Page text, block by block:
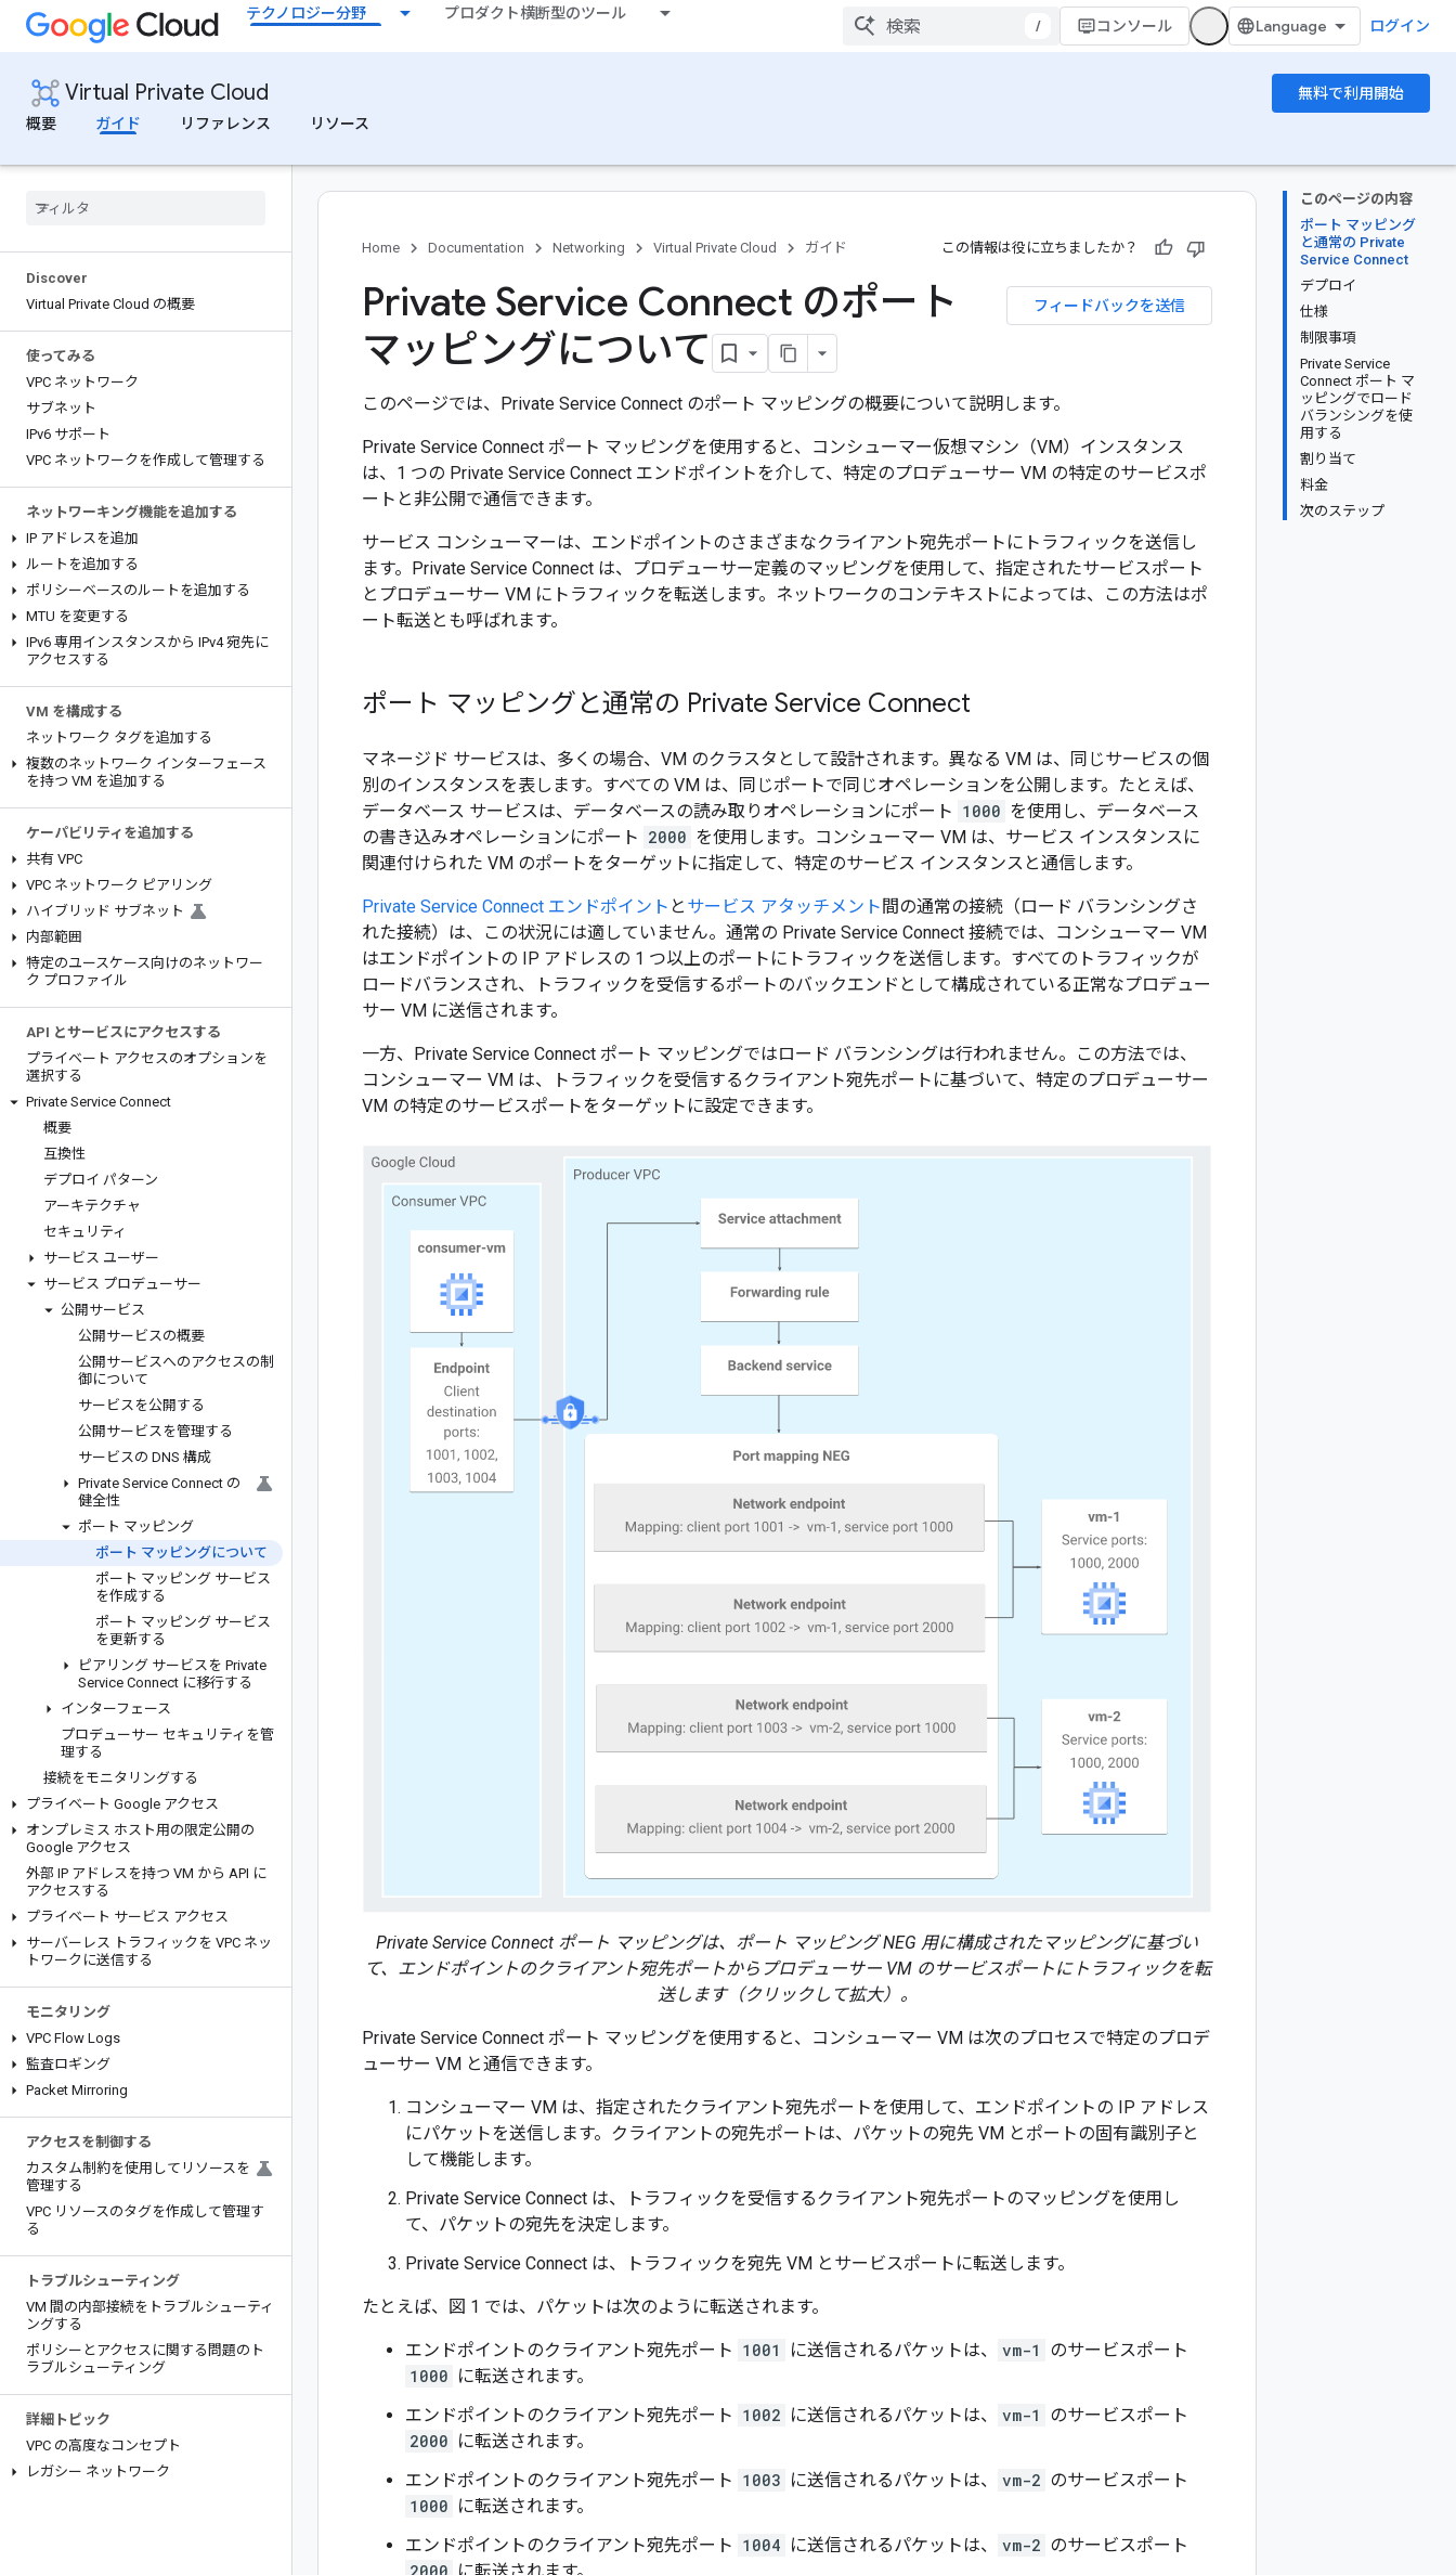
テクノロジー分野 プロダクト横断型のツール
/ コンソール ログイン
Virtual Private Cloud
無料で利用開始
概要
ガイド リファレンス リソース
Discover
Virtual Private Cloud の概要
使ってみる
VPC ネットワーク
サブネット
IPv6 サポート
VPC ネットワークを作成して管理する
ネットワーキング機能を追加する
IP アドレスを追加
ルートを追加する
ポリシーベースのルートを追加する
MTU を変更する
IPv6 専用インスタンスから IPv4 宛先に
アクセスする
VM を構成する
ネットワーク タグを追加する
複数のネットワーク インターフェース
を持つ VM を追加する
ケーパビリティを追加する
共有 VPC
VPC ネットワーク ピアリング
ハイブリッド サブネット
内部範囲
特定のユースケース向けのネットワー
ク プロファイル
API とサービスにアクセスする
プライベート アクセスのオプションを
選択する
Private Service Connect
概要
互換性
デプロイ パターン
アーキテクチャ
セキュリティ
サービス ユーザー
サービス プロデューサー
公開サービス
公開サービスの概要
公開サービスへのアクセスの制
御について
サービスを公開する
公開サービスを管理する
サービスの DNS 構成
Private Service Connect の
健全性
ポート マッピング
ポート マッピングについて
ポート マッピング サービス
を作成する
ポート マッピング サービス
を更新する
ピアリング サービスを Private
Service Connect に移行する
インターフェース
プロデューサー セキュリティを管
理する
接続をモニタリングする
プライベート Google アクセス
オンプレミス ホスト用の限定公開の
Google アクセス
外部 IP アドレスを持つ VM から API に
アクセスする
プライベート サービス アクセス
サーバーレス トラフィックを VPC ネッ
トワークに送信する
モニタリング
VPC Flow Logs
監査ロギング
Packet Mirroring
アクセスを制御する
カスタム制約を使用してリソースを
管理する
VPC リソースのタグを作成して管理す
る
トラブルシューティング
VM 間の内部接続をトラブルシューティ
ングする
ポリシーとアクセスに関する問題のト
ラブルシューティング
詳細トピック
VPC の高度なコンセプト
レガシー ネットワーク
このページの内容
ポート マッピング
と通常の Private
Service Connect
デプロイ
仕様
制限事項
Private Service
Connect ポート マ
ッピングでロード
バランシングを使
用する
割り当て
料金
次のステップ
Home Documentation Networking Virtual Private Cloud ガイド この情報は役に立ちましたか？
フィードバックを送信
Private Service Connect のポート
マッピングについて
このページでは、Private Service Connect のポート マッピングの概要について説明します。
Private Service Connect ポート マッピングを使用すると、コンシューマー仮想マシン（VM）インスタンス
は、1 つの Private Service Connect エンドポイントを介して、特定のプロデューサー VM の特定のサービスポ
ートと非公開で通信できます。
サービス コンシューマーは、エンドポイントのさまざまなクライアント宛先ポートにトラフィックを送信し
ます。Private Service Connect は、プロデューサー定義のマッピングを使用して、指定されたサービスポート
とプロデューサー VM にトラフィックを転送します。ネットワークのコンテキストによっては、この方法はポ
ート転送とも呼ばれます。
ポート マッピングと通常の Private Service Connect
マネージド サービスは、多くの場合、VM のクラスタとして設計されます。異なる VM は、同じサービスの個
別のインスタンスを表します。すべての VM は、同じポートで同じオペレーションを公開します。たとえば、
データベース サービスは、データベースの読み取りオペレーションにポート 1000 を使用し、データベース
の書き込みオペレーションにポート 2000 を使用します。コンシューマー VM は、サービス インスタンスに
関連付けられた VM のポートをターゲットに指定して、特定のサービス インスタンスと通信します。
Private Service Connect エンドポイント と サービス アタッチメント 間の通常の接続（ロード バランシングさ
れた接続）は、この状況には適していません。通常の Private Service Connect 接続では、コンシューマー VM
はエンドポイントの IP アドレスの 1 つ以上のポートにトラフィックを送信します。すべてのトラフィックが
ロードバランスされ、トラフィックを受信するポートのバックエンドとして構成されている正常なプロデュー
サー VM に送信されます。
一方、Private Service Connect ポート マッピングではロード バランシングは行われません。この方法では、
コンシューマー VM は、トラフィックを受信するクライアント宛先ポートに基づいて、特定のプロデューサー
VM の特定のサービスポートをターゲットに設定できます。
Private Service Connect ポート マッピングは、ポート マッピング NEG 用に構成されたマッピングに基づい
て、エンドポイントのクライアント宛先ポートからプロデューサー VM のサービスポートにトラフィックを転
送します（クリックして拡大）。
Private Service Connect ポート マッピングを使用すると、コンシューマー VM は次のプロセスで特定のプロデ
ューサー VM と通信できます。
コンシューマー VM は、指定されたクライアント宛先ポートを使用して、エンドポイントの IP アドレス
にパケットを送信します。クライアントの宛先ポートは、パケットの宛先 VM とポートの固有識別子と
して機能します。
Private Service Connect は、トラフィックを受信するクライアント宛先ポートのマッピングを使用し
て、パケットの宛先を決定します。
Private Service Connect は、トラフィックを宛先 VM とサービスポートに転送します。
たとえば、図 1 では、パケットは次のように転送されます。
エンドポイントのクライアント宛先ポート 1001 に送信されるパケットは、 vm-1
のサービスポート
1000 に転送されます。
エンドポイントのクライアント宛先ポート 1002 に送信されるパケットは、 vm-1
のサービスポート
2000 に転送されます。
エンドポイントのクライアント宛先ポート 1003 に送信されるパケットは、 vm-2 のサービスポート
1000 に転送されます。
エンドポイントのクライアント宛先ポート 1004 に送信されるパケットは、 vm-2 のサービスポート